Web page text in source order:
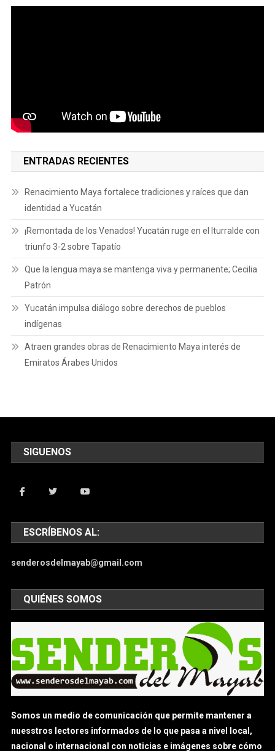
ENTRADAS RECIENTES
Renacimiento Maya fortalece tradiciones y raíces que dan
identidad a Yucatán
¡Remontada de los Venados! Yucatán ruge en el Iturralde con
triunfo 3-2 sobre Tapatío
Que la lengua maya se mantenga viva y permanente; Cecilia
Patrón
Yucatán impulsa diálogo sobre derechos de pueblos
indígenas
Atraen grandes obras de Renacimiento Maya interés de
Emiratos Árabes Unidos
SIGUENOS
ESCRÍBENOS AL:
senderosdelmayab@gmail.com
QUIÉNES SOMOS
Somos un medio de comunicación que permite mantener a
nuesstros lectores informados de lo que pasa a nivel local,
nacional o internacional con noticias e imágenes sobre cómo